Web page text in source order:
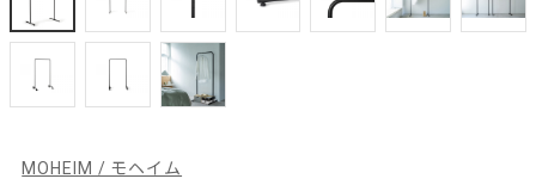
MOHEIM / モヘイム